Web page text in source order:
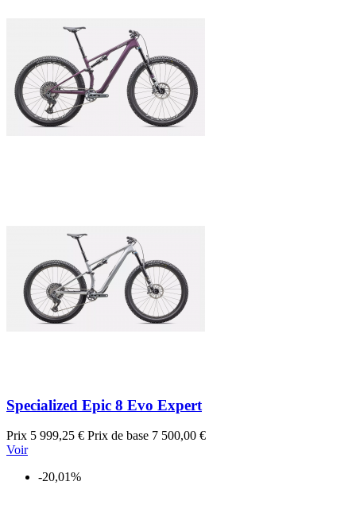
Specialized Epic 8 Evo Expert
Prix 5 999,25 € Prix de base 7 500,00 €
Voir
-20,01%